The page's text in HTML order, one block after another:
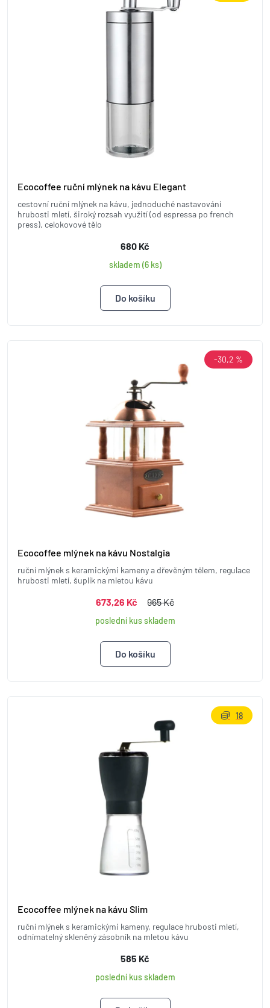
Ecocoffee ruční mlýnek na kávu Elegant
cestovní ruční mlýnek na kávu, jednoduché nastavování
hrubosti mletí, široký rozsah využití (od espressa po french
press), celokovové tělo
680 Kč
skladem (6 ks)
Ecocoffee mlýnek na kávu Nostalgia
ruční mlýnek s keramickými kameny a dřevěným tělem, regulace
hrubosti mletí, šuplík na mletou kávu
673,26 Kč 965 Kč
poslední kus skladem
-30,2 %
Ecocoffee mlýnek na kávu Slim
ruční mlýnek s keramickými kameny, regulace hrubosti mletí,
odnímatelný skleněný zásobník na mletou kávu
585 Kč
poslední kus skladem
18